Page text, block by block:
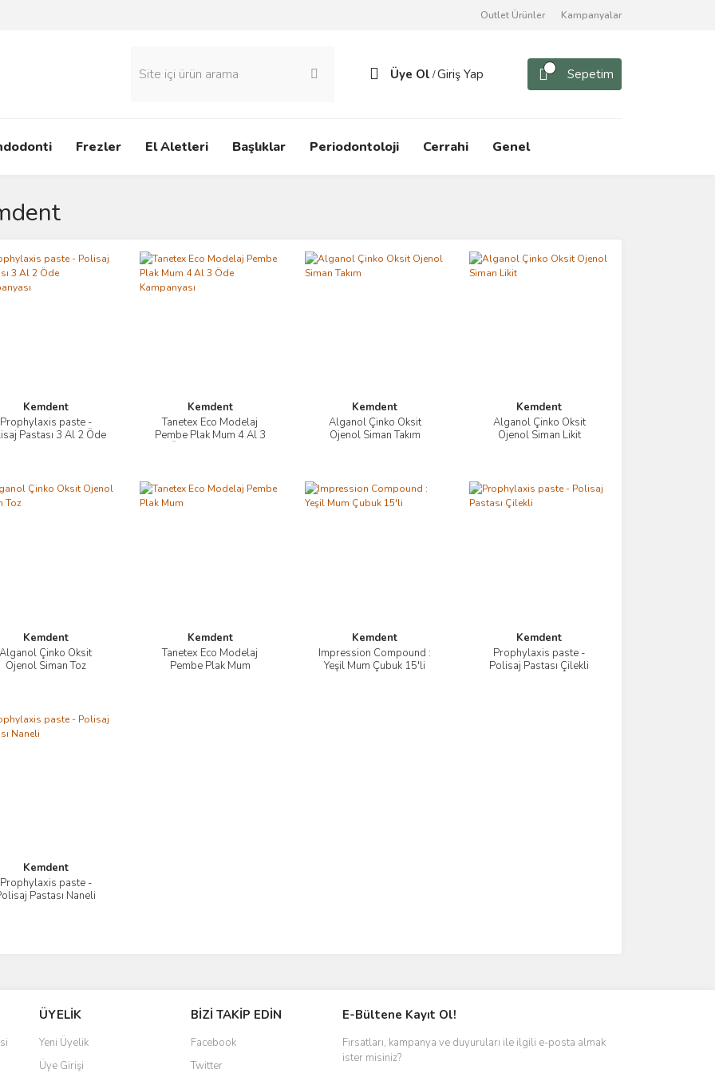
Outlet Ürünler Kampanyalar
Üye Ol /Giriş Yap Sepetim
Frezler El Aletleri Başlıklar Periodontoloji Cerrahi Genel
Kemdent
Prophylaxis paste -
Pastası 3 Al 2 Öde
İncele
Kemdent
Tanetex Eco Modelaj
Pembe Plak Mum 4 Al 3
İncele
Kemdent
Alganol Çinko Oksit
Ojenol Siman Takım
İncele
Kemdent
Alganol Çinko Oksit
Ojenol Siman Likit
İncele
Kemdent
Alganol Çinko Oksit
Ojenol Siman Toz
İncele
Kemdent
Tanetex Eco Modelaj
Pembe Plak Mum
İncele
Kemdent
Impression Compound :
Yeşil Mum Çubuk 15'li
İncele
Kemdent
Prophylaxis paste -
Polisaj Pastası Çilekli
İncele
Kemdent
Prophylaxis paste -
Pastası Naneli
İncele
ÜYELİK
Yeni Üyelik
Üye Girişi
BİZİ TAKİP EDİN
Facebook
Twitter
E-Bültene Kayıt Ol!
Fırsatları, kampanya ve duyuruları ile ilgili e-posta almak
ister misiniz?